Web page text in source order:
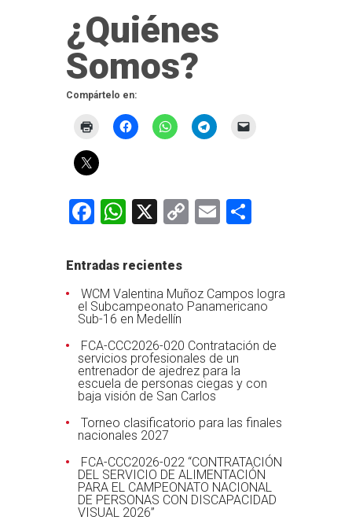
¿Quiénes
Somos?
Compártelo en:
Facebook
WhatsApp
X
CopyEmail
Entradas recientes
WCM Valentina Muñoz Campos logra
el Subcampeonato Panamericano
Sub-16 en Medellín
FCA-CCC2026-020 Contratación de
servicios profesionales de un
entrenador de ajedrez para la
escuela de personas ciegas y con
baja visión de San Carlos
Torneo clasificatorio para las finales
nacionales 2027
FCA-CCC2026-022 “CONTRATACIÓN
DEL SERVICIO DE ALIMENTACIÓN
PARA EL CAMPEONATO NACIONAL
DE PERSONAS CON DISCAPACIDAD
VISUAL 2026”